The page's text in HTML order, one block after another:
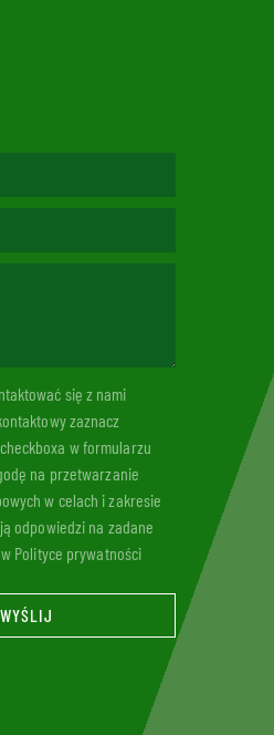
się z nami
zaznacz
w formularzu
na przetwarzanie
w celach i zakresie
odpowiedzi na zadane
Polityce prywatności
WYŚLIJ